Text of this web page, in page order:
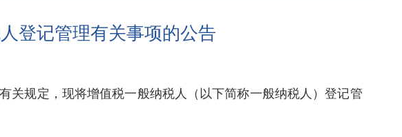
登记管理有关事项的公告
关规定，现将增值税一般纳税人（以下简称一般纳税人）登记管